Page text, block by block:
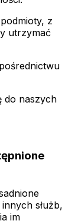
z
utrzymać
do naszych
służb,
im